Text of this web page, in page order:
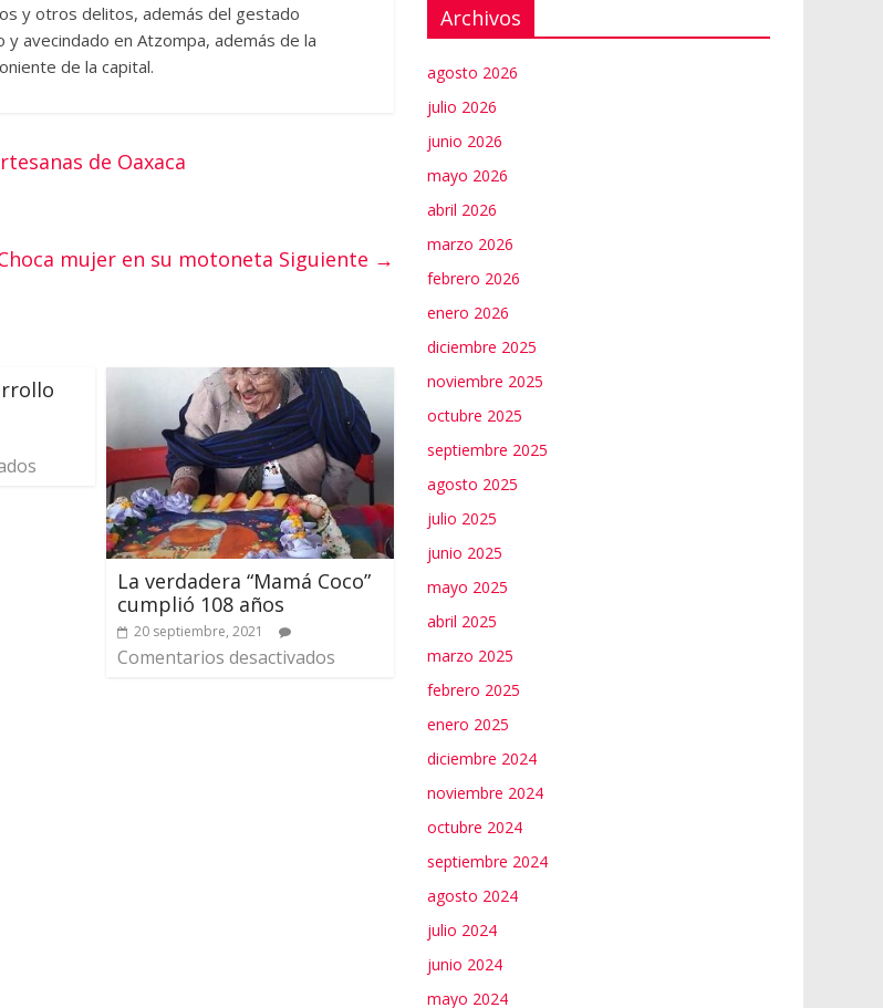
y otros delitos, además del gestado
avecindado en Atzompa, además de la
de la capital.
de Oaxaca
mujer en su motoneta Siguiente →
La verdadera “Mamá Coco”
cumplió 108 años
20 septiembre, 2021
Comentarios desactivados
Archivos
agosto 2026
julio 2026
junio 2026
mayo 2026
abril 2026
marzo 2026
febrero 2026
enero 2026
diciembre 2025
noviembre 2025
octubre 2025
septiembre 2025
agosto 2025
julio 2025
junio 2025
mayo 2025
abril 2025
marzo 2025
febrero 2025
enero 2025
diciembre 2024
noviembre 2024
octubre 2024
septiembre 2024
agosto 2024
julio 2024
junio 2024
mayo 2024